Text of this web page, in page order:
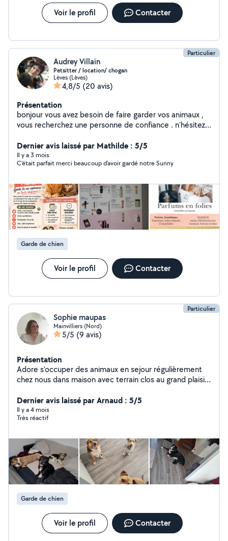
Voir le profil Contacter
Particulier
Audrey Villain
Petsitter / location/ chogan
Lèves (Lèves)
4,8/5 (20 avis)
Présentation
bonjour vous avez besoin de faire garder vos animaux ,
vous recherchez une personne de confiance . n'hésitez
ou les weekend Nous louons du materiels (
shampouineuse, mini pelle , motoculteur , betonniere
.....) Je suis conseillère chez chogan ( 5000 références)
cosmétiques, make up, produits d'entretiens, bijoux .
N'hésitez pas à me contacter A bientôt cordialement
Dernier avis laissé par Mathilde : 5/5
Il y a 3 mois
C'était parfait merci beaucoup d'avoir gardé notre Sunny
Garde de chien
Voir le profil Contacter
Particulier
Sophie maupas
Mainvilliers (Nord)
5/5 (9 avis)
Présentation
Adore s'occuper des animaux en sejour régulièrement
chez nous dans maison avec terrain clos au grand plaisir
Dernier avis laissé par Arnaud : 5/5
Il y a 4 mois
Très réactif
Garde de chien
Voir le profil Contacter